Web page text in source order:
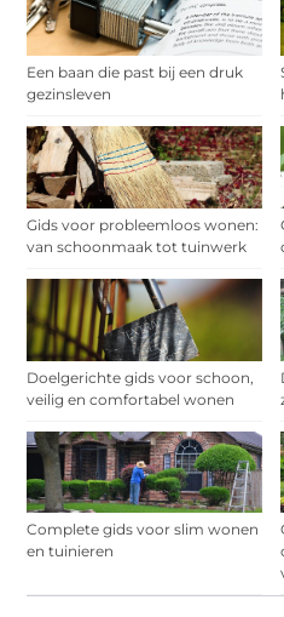
Een baan die past bij een druk
gezinsleven
Gids voor probleemloos wonen:
van schoonmaak tot tuinwerk
Doelgerichte gids voor schoon,
veilig en comfortabel wonen
Complete gids voor slim wonen
en tuinieren